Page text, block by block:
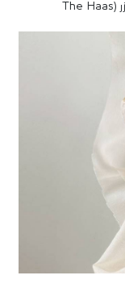
من قبل ماري-لين وكارلو مسعود وذا هاس براذزر (The Haas